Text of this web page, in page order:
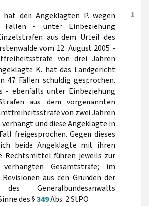
1
hat den Angeklagten P. wegen
- unter Einbeziehung
aus dem Urteil des
vom 12. August 2005 -
von drei Jahren
K. hat das Landgericht
47 Fällen schuldig gesprochen.
- ebenfalls unter Einbeziehung
aus dem vorgenannten
von zwei Jahren
und diese Angeklagte in
freigesprochen. Gegen dieses
beide Angeklagte mit ihren
Rechtsmittel führen jeweils zur
Gesamtstrafe; im
aus den Gründen der
Generalbundesanwalts
des §349Abs. 2 StPO.